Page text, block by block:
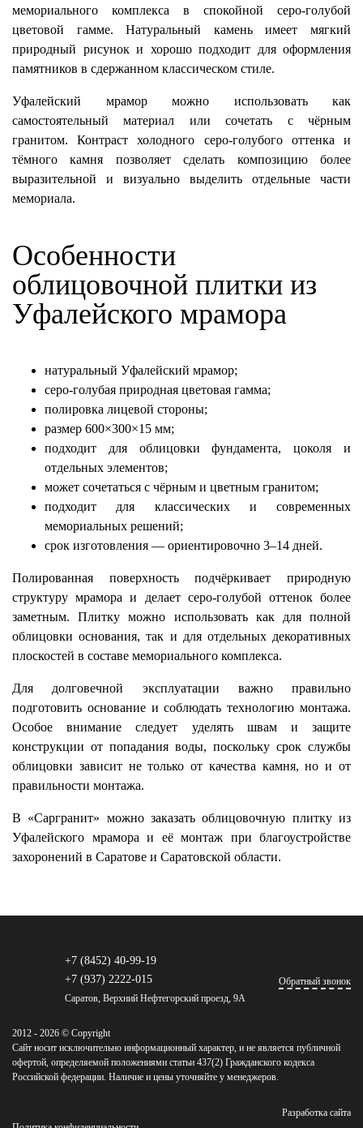
мемориального комплекса в спокойной серо-голубой
цветовой гамме. Натуральный камень имеет мягкий
природный рисунок и хорошо подходит для оформления
памятников в сдержанном классическом стиле.
Уфалейский мрамор можно использовать как
самостоятельный материал или сочетать с чёрным
гранитом. Контраст холодного серо-голубого оттенка и
тёмного камня позволяет сделать композицию более
выразительной и визуально выделить отдельные части
мемориала.
Особенности
облицовочной плитки из
Уфалейского мрамора
натуральный Уфалейский мрамор;
серо-голубая природная цветовая гамма;
полировка лицевой стороны;
размер 600×300×15 мм;
подходит для облицовки фундамента, цоколя и
отдельных элементов;
может сочетаться с чёрным и цветным гранитом;
подходит для классических и современных
мемориальных решений;
срок изготовления — ориентировочно 3–14 дней.
Полированная поверхность подчёркивает природную
структуру мрамора и делает серо-голубой оттенок более
заметным. Плитку можно использовать как для полной
облицовки основания, так и для отдельных декоративных
плоскостей в составе мемориального комплекса.
Для долговечной эксплуатации важно правильно
подготовить основание и соблюдать технологию монтажа.
Особое внимание следует уделять швам и защите
конструкции от попадания воды, поскольку срок службы
облицовки зависит не только от качества камня, но и от
правильности монтажа.
В «Саргранит» можно заказать облицовочную плитку из
Уфалейского мрамора и её монтаж при благоустройстве
захоронений в Саратове и Саратовской области.
+7 (8452) 40-99-19
+7 (937) 2222-015
Саратов, Верхний Нефтегорский проезд, 9А
Обратный звонок
2012 - 2026 © Copyright
Сайт носит исключительно информационный характер, и не является публичной
офертой, определяемой положениями статьи 437(2) Гражданского кодекса
Российской федерации. Наличие и цены уточняйте у менеджеров.
Разработка сайта